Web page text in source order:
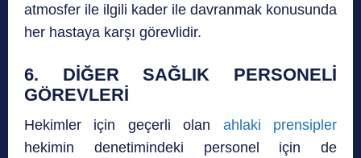
atmosfer ile ilgili kader ile davranmak konusunda
her hastaya karşı görevlidir.
6. DİĞER SAĞLIK PERSONELİ
GÖREVLERİ
Hekimler için geçerli olan ahlaki prensipler
hekimin denetimindeki personel için de